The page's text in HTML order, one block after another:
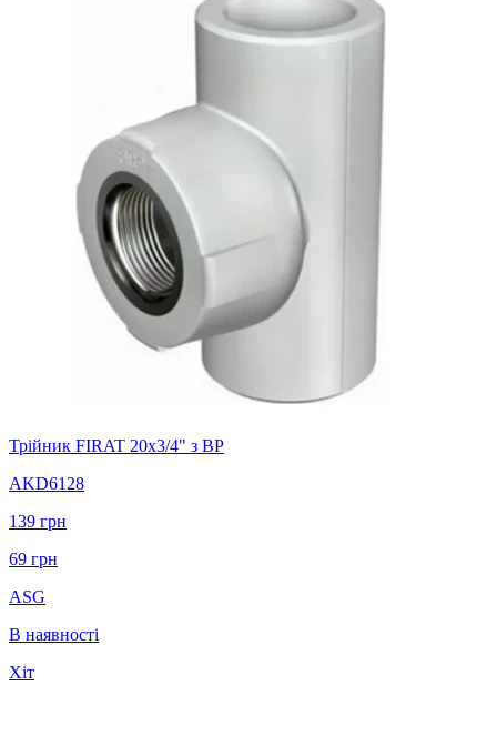
Трійник FIRAT 20х3/4" з ВР
AKD6128
139 грн
69 грн
ASG
В наявності
Хіт